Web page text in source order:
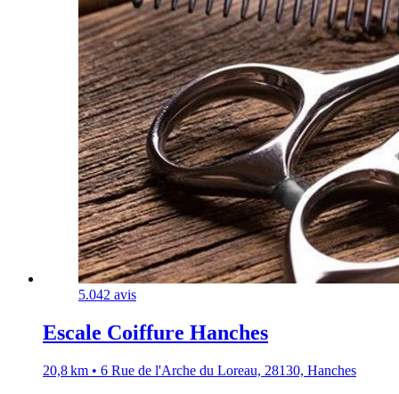
5.042 avis
Escale Coiffure Hanches
20,8 km • 6 Rue de l'Arche du Loreau, 28130, Hanches